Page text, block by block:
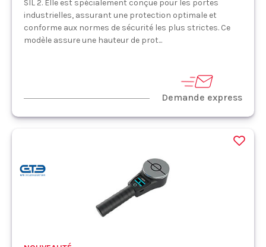
SIL 2. Elle est spécialement conçue pour les portes
industrielles, assurant une protection optimale et
conforme aux normes de sécurité les plus strictes. Ce
modèle assure une hauteur de prot...
Demande express